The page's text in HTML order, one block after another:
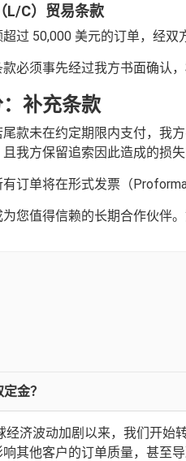
L/C）贸易条款
过 50,000 美元的订单，经
必须事先经过我方书面确认
补充条款
尾款未在约定期限内支付，我
我方保留追索因此造成的损失
有订单将在形式发票（
您值得信赖的长期合作伙伴
金？
经济波动加剧以来，我们开始
其他客户的订单质量，甚至